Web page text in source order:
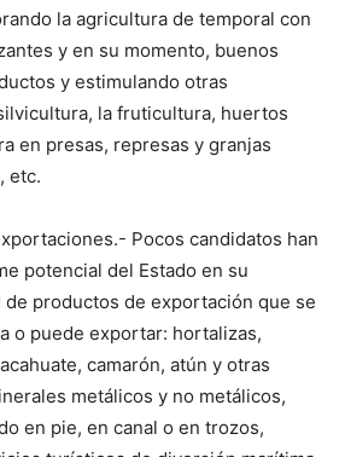
la agricultura de temporal con
y en su momento, buenos
y estimulando otras
la fruticultura, huertos
en presas, represas y granjas
etc.
Pocos candidatos han
potencial del Estado en su
de productos de exportación que se
o puede exportar: hortalizas,
camarón, atún y otras
metálicos y no metálicos,
en pie, en canal o en trozos,